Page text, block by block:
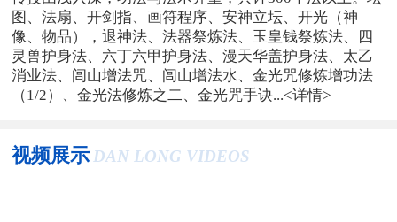
图、法扇、开剑指、画符程序、安神立坛、开光（神
像、物品），退神法、法器祭炼法、玉皇钱祭炼法、四
灵兽护身法、六丁六甲护身法、漫天华盖护身法、太乙
消业法、闾山增法咒、闾山增法水、金光咒修炼增功法
（1/2）、金光法修炼之二、金光咒手诀...<详情>
视频展示 DAN LONG VIDEOS